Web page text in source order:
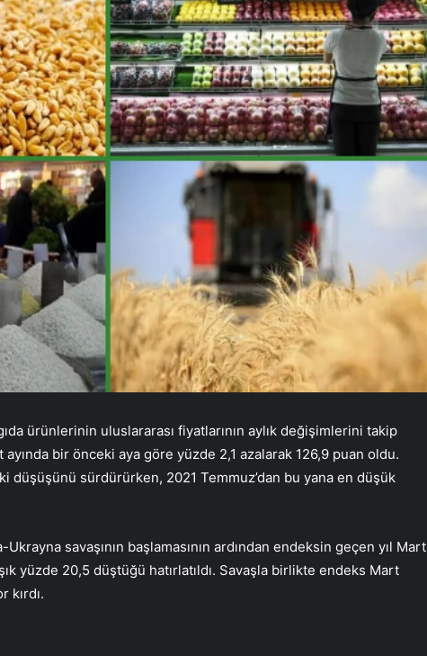
ürünlerinin uluslararası fiyatlarının aylık değişimlerini takip
ayında bir önceki aya göre yüzde 2,1 azalarak 126,9 puan oldu.
düşüşünü sürdürürken, 2021 Temmuz’dan bu yana en düşük
Ukrayna savaşının başlamasının ardından endeksin geçen yıl Mart
yüzde 20,5 düştüğü hatırlatıldı. Savaşla birlikte endeks Mart
kırdı.